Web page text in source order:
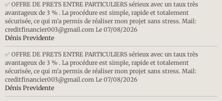
✅ OFFRE DE PRETS ENTRE PARTICULIERS sérieux avec un taux très
avantageux de 3 % . La procédure est simple, rapide et totalement
sécurisée, ce qui m’a permis de réaliser mon projet sans stress. Mail:
creditfinancier003@gmail.com Le 07/08/2026
Dénis Previdente
✅ OFFRE DE PRETS ENTRE PARTICULIERS sérieux avec un taux très
avantageux de 3 % . La procédure est simple, rapide et totalement
sécurisée, ce qui m’a permis de réaliser mon projet sans stress. Mail:
creditfinancier003@gmail.com Le 07/08/2026
Dénis Previdente